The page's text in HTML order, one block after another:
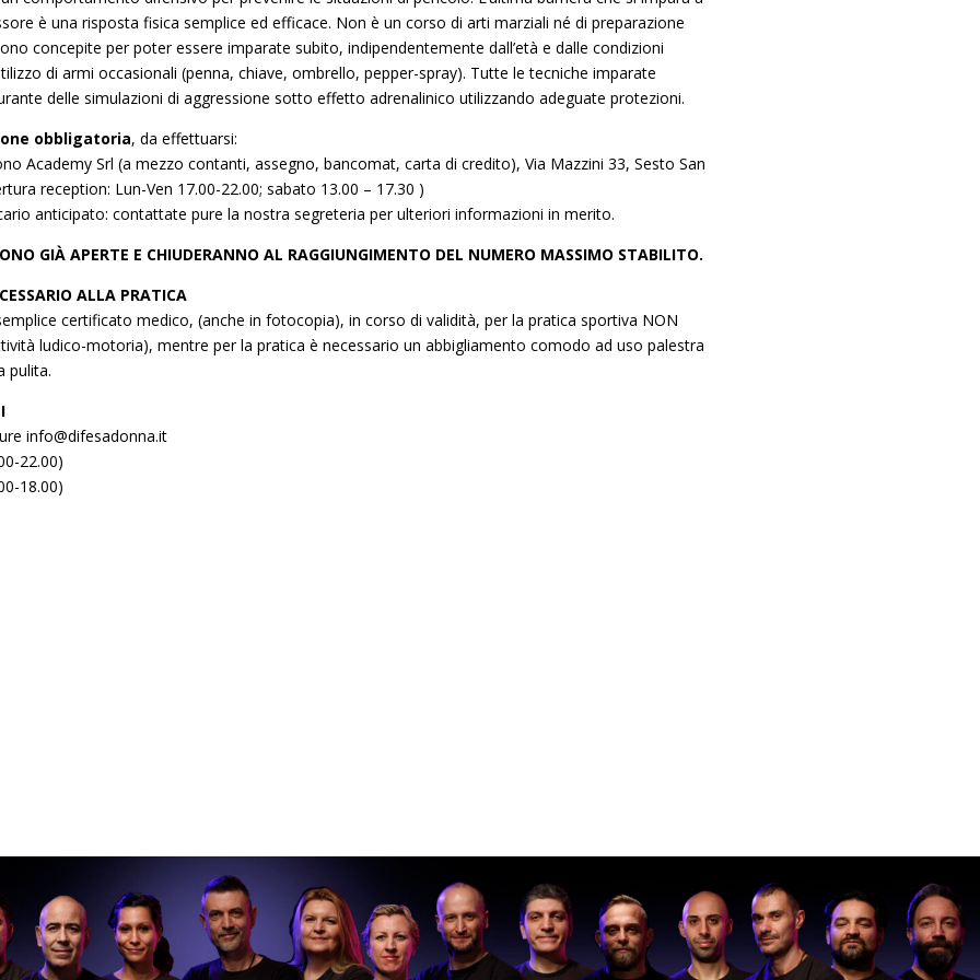
è una risposta fisica semplice ed efficace. Non è un corso di arti marziali né di preparazione
concepite per poter essere imparate subito, indipendentemente dall’età e dalle condizioni
di armi occasionali (penna, chiave, ombrello, pepper-spray). Tutte le tecniche imparate
delle simulazioni di aggressione sotto effetto adrenalinico utilizzando adeguate protezioni.
obbligatoria, da effettuarsi:
Academy Srl (a mezzo contanti, assegno, bancomat, carta di credito), Via Mazzini 33, Sesto San
reception: Lun-Ven 17.00-22.00; sabato 13.00 – 17.30 )
anticipato: contattate pure la nostra segreteria per ulteriori informazioni in merito.
GIÀ APERTE E CHIUDERANNO AL RAGGIUNGIMENTO DEL NUMERO MASSIMO STABILITO.
ALLA PRATICA
certificato medico, (anche in fotocopia), in corso di validità, per la pratica sportiva NON
ludico-motoria), mentre per la pratica è necessario un abbigliamento comodo ad uso palestra
pulita.
info@difesadonna.it
22.00)
18.00)